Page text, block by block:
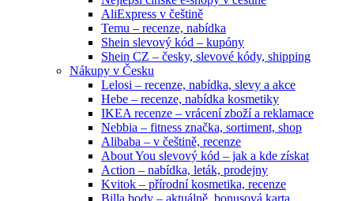
AliExpress v češtině
Temu – recenze, nabídka
Shein slevový kód – kupóny
Shein CZ – česky, slevové kódy, shipping
Nákupy v Česku
Lelosi – recenze, nabídka, slevy a akce
Hebe – recenze, nabídka kosmetiky
IKEA recenze – vrácení zboží a reklamace
Nebbia – fitness značka, sortiment, shop
Alibaba – v češtině, recenze
About You slevový kód – jak a kde získat
Action – nabídka, leták, prodejny
Kvitok – přírodní kosmetika, recenze